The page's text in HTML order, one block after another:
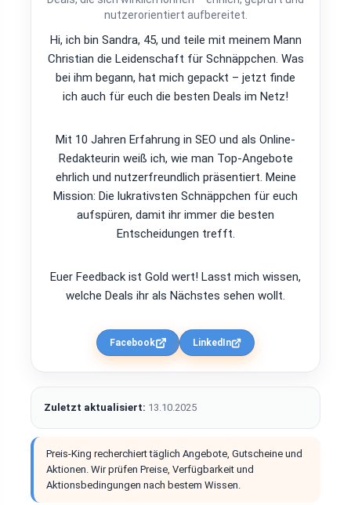
nutzerorientiert aufbereitet.
Hi, ich bin Sandra, 45, und teile mit meinem Mann
Christian die Leidenschaft für Schnäppchen. Was
bei ihm begann, hat mich gepackt – jetzt finde
ich auch für euch die besten Deals im Netz!
Mit 10 Jahren Erfahrung in SEO und als Online-
Redakteurin weiß ich, wie man Top-Angebote
ehrlich und nutzerfreundlich präsentiert. Meine
Mission: Die lukrativsten Schnäppchen für euch
aufspüren, damit ihr immer die besten
Entscheidungen trefft.
Euer Feedback ist Gold wert! Lasst mich wissen,
welche Deals ihr als Nächstes sehen wollt.
Facebook LinkedIn
Zuletzt aktualisiert: 13.10.2025
Preis-King recherchiert täglich Angebote, Gutscheine und
Aktionen. Wir prüfen Preise, Verfügbarkeit und
Aktionsbedingungen nach bestem Wissen.